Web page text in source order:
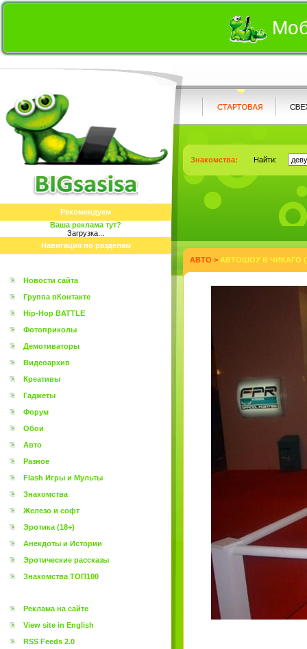
Рекомендуем
Ваша реклама тут?
Загрузка...
Навигация по разделам
Новости сайта
Группа вКонтакте
Hip-Hop BATTLE
Фотоприколы
Демотиваторы
Видеоархив
Креативы
Гаджеты
Форум
Обои
Авто
Разное
Flash Игры и Мульты
Знакомства
Железо и софт
Эротика (18+)
Анекдоты и Истории
Эротические рассказы
Знакомства ТОП100
Реклама на сайте
View site in English
RSS Feeds 2.0
Знакомства: Найти:
АВТО > АВТОШОУ В ЧИКАГО